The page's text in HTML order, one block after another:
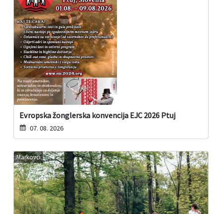
Evropska žonglerska konvencija EJC 2026 Ptuj
07. 08. 2026
Markovci